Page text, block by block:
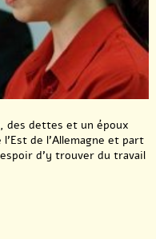
des dettes et un époux
de l’Allemagne et part
d’y trouver du travail